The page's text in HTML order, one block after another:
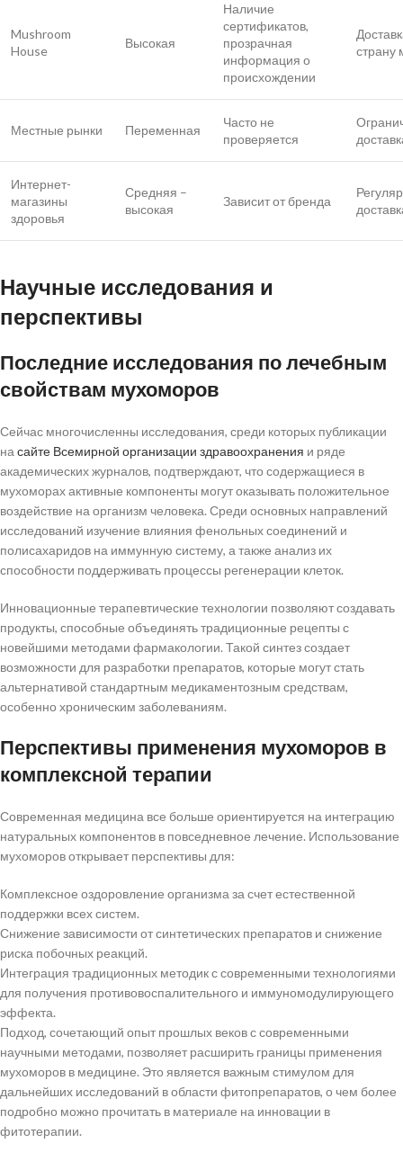
Mushroom
House
Высокая
Наличие
сертификатов,
прозрачная
информация о
происхождении
страну
Местные рынки Переменная
Часто не
проверяется
Интернет-
магазины
здоровья
Средняя –
высокая
Зависит от бренда
Научные исследования и
перспективы
Последние исследования по лечебным
свойствам мухоморов
Сейчас многочисленны исследования, среди которых публикации
на сайте Всемирной организации здравоохранения и ряде
академических журналов, подтверждают, что содержащиеся в
мухоморах активные компоненты могут оказывать положительное
воздействие на организм человека. Среди основных направлений
исследований изучение влияния фенольных соединений и
полисахаридов на иммунную систему, а также анализ их
способности поддерживать процессы регенерации клеток.
Инновационные терапевтические технологии позволяют создавать
продукты, способные объединять традиционные рецепты с
новейшими методами фармакологии. Такой синтез создает
возможности для разработки препаратов, которые могут стать
альтернативой стандартным медикаментозным средствам,
особенно хроническим заболеваниям.
Перспективы применения мухоморов в
комплексной терапии
Современная медицина все больше ориентируется на интеграцию
натуральных компонентов в повседневное лечение. Использование
мухоморов открывает перспективы для:
Комплексное оздоровление организма за счет естественной
поддержки всех систем.
Снижение зависимости от синтетических препаратов и снижение
риска побочных реакций.
Интеграция традиционных методик с современными технологиями
для получения противовоспалительного и иммуномодулирующего
эффекта.
Подход, сочетающий опыт прошлых веков с современными
научными методами, позволяет расширить границы применения
мухоморов в медицине. Это является важным стимулом для
дальнейших исследований в области фитопрепаратов, о чем более
подробно можно прочитать в материале на инновации в
фитотерапии.